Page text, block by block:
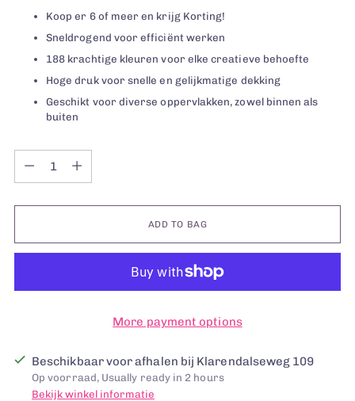
Koop er 6 of meer en krijg Korting!
Sneldrogend voor efficiënt werken
188 krachtige kleuren voor elke creatieve behoefte
Hoge druk voor snelle en gelijkmatige dekking
Geschikt voor diverse oppervlakken, zowel binnen als
buiten
Quantity
Quantity
ADD TO BAG
More payment options
Beschikbaar voor afhalen bij Klarendalseweg 109
Op voorraad, Usually ready in 2 hours
Bekijk winkel informatie